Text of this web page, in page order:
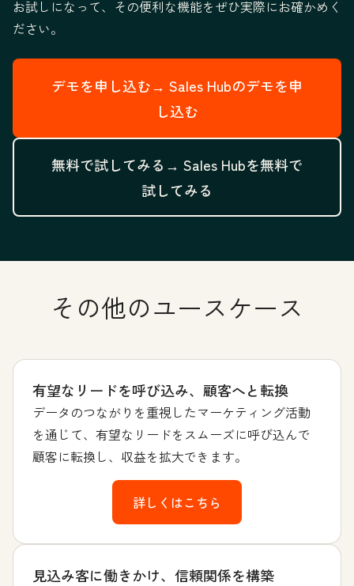
お試しになって、その便利な機能をぜひ実際にお確かめく
ださい。
デモを申し込む→ Sales Hubのデモを申
し込む
無料で試してみる→ Sales Hubを無料で
試してみる
その他のユースケース
有望なリードを呼び込み、顧客へと転換
データのつながりを重視したマーケティング活動
を通じて、有望なリードをスムーズに呼び込んで
顧客に転換し、収益を拡大できます。
詳しくはこちら
見込み客に働きかけ、信頼関係を構築